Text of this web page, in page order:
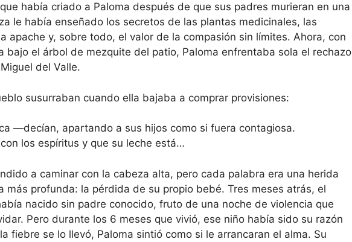
había criado a Paloma después de que sus padres murieran en una
le había enseñado los secretos de las plantas medicinales, las
apache y, sobre todo, el valor de la compasión sin límites. Ahora, con
bajo el árbol de mezquite del patio, Paloma enfrentaba sola el rechazo
del Valle.
susurraban cuando ella bajaba a comprar provisiones:
—decían, apartando a sus hijos como si fuera contagiosa.
los espíritus y que su leche está…
a caminar con la cabeza alta, pero cada palabra era una herida
más profunda: la pérdida de su propio bebé. Tres meses atrás, el
nacido sin padre conocido, fruto de una noche de violencia que
Pero durante los 6 meses que vivió, ese niño había sido su razón
fiebre se lo llevó, Paloma sintió como si le arrancaran el alma. Su